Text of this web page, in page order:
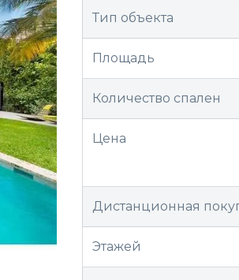
Тип объекта
Площадь
Количество спален
Цена
Дистанционная
Этажей